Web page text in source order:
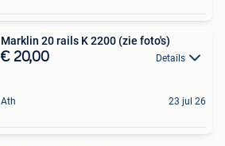
Marklin 20 rails K 2200 (zie foto's)
€ 20,00 Details
Ath 23 jul 26